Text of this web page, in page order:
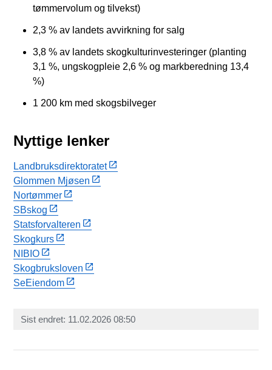
tømmervolum og tilvekst)
2,3 % av landets avvirkning for salg
3,8 % av landets skogkulturinvesteringer (planting
3,1 %, ungskogpleie 2,6 % og markberedning 13,4
%)
1 200 km med skogsbilveger
Nyttige lenker
Landbruksdirektoratet
Glommen Mjøsen
Nortømmer
SBskog
Statsforvalteren
Skogkurs
NIBIO
Skogbruksloven
SeEiendom
Sist endret 11.02.2026 08:50